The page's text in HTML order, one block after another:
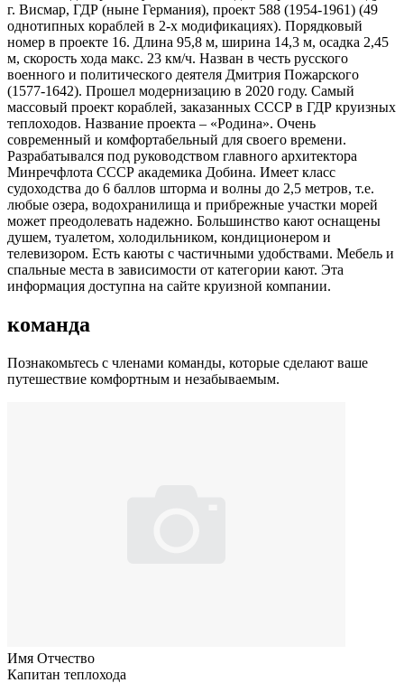
г. Висмар, ГДР (ныне Германия), проект 588 (1954-1961) (49
однотипных кораблей в 2-х модификациях). Порядковый
номер в проекте 16. Длина 95,8 м, ширина 14,3 м, осадка 2,45
м, скорость хода макс. 23 км/ч. Назван в честь русского
военного и политического деятеля Дмитрия Пожарского
(1577-1642). Прошел модернизацию в 2020 году. Самый
массовый проект кораблей, заказанных СССР в ГДР круизных
теплоходов. Название проекта – «Родина». Очень
современный и комфортабельный для своего времени.
Разрабатывался под руководством главного архитектора
Минречфлота СССР академика Добина. Имеет класс
судоходства до 6 баллов шторма и волны до 2,5 метров, т.е.
любые озера, водохранилища и прибрежные участки морей
может преодолевать надежно. Большинство кают оснащены
душем, туалетом, холодильником, кондиционером и
телевизором. Есть каюты с частичными удобствами. Мебель и
спальные места в зависимости от категории кают. Эта
информация доступна на сайте круизной компании.
команда
Познакомьтесь с членами команды, которые сделают ваше
путешествие комфортным и незабываемым.
Имя Отчество
Капитан теплохода